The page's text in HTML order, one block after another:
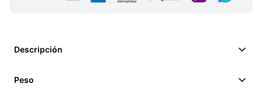
Descripción
Peso